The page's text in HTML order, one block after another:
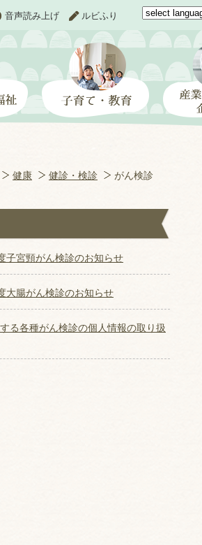
音声読み上げ ルビふり
健康 健診・検診 がん検診
子宮頸がん検診のお知らせ
大腸がん検診のお知らせ
る各種がん検診の個人情報の取り扱